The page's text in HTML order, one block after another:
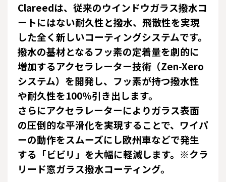
Clareedは、従来のウインドウガラス撥水コ
ートにはない耐久性と撥水、飛散性を実現
した全く新しいコーティングシステムです。
撥水の基材となるフッ素の定着量を劇的に
増加するアクセラレーター技術（Zen-Xero
システム）を開発し、フッ素が持つ撥水性
や耐久性を100％引き出します。
さらにアクセラレーターによりガラス表面
の圧倒的な平滑化を実現することで、ワイパ
ーの動作をスムーズにし欧州車などで発生
する「ビビリ」を大幅に軽減します。※クラ
リード窓ガラス撥水コーティング。